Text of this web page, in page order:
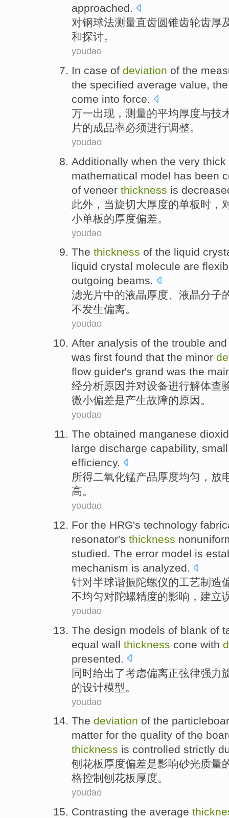
approached.
对钢球法测量直齿圆锥齿轮齿厚
和探讨。
youdao
In case of deviation of the
the specified average value,
come into force.
万一出现， 测量的平均厚度与技
片的成品率必须进行调整。
youdao
Additionally when the very thick
mathematical model has been
of veneer thickness is
此外 ， 当旋切大厚度的单板时，
小单板的厚度偏差 。
youdao
The thickness of the liquid
liquid crystal molecule are
outgoing beams.
滤光片中的液晶厚度、液晶分子
不发生偏离。
youdao
After analysis of the trouble and
was first found that the minor
flow guider's grand was the
经分析原因并对设备进行解体查
微小偏差是产生故障的原因。
youdao
The obtained manganese
large discharge capability, small
efficiency.
所得二氧化锰产品厚度均匀 ， 放
高。
youdao
For the HRG's technology
resonator's thickness
studied. The error model is
mechanism is analyzed.
针对半球谐振陀螺仪的工艺制造
不均匀对陀螺精度的影响 ， 建立
youdao
The design models of blank of
equal wall thickness cone with
presented
同时给出了考虑偏离正弦律强力
的设计模型 。
youdao
The deviation of the
matter for the quality of the
thickness is controlled strictly
刨花板厚度偏差是影响砂光质量
格控制 刨花板厚度。
youdao
Contrasting the average